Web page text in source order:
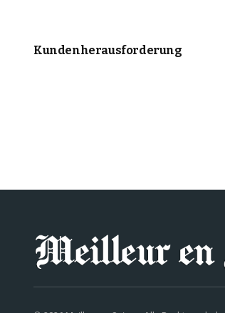
Kundenherausforderung